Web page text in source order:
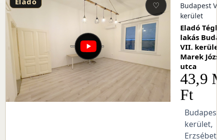
♡
Budapest
kerület
Eladó
lakás
VII.
Marek
utca
43,9
Ft
kerület,